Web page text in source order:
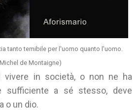
tanto temibile per l'uomo quanto l'uomo.
de Montaigne)
vivere in società, o non ne ha
sufficiente a sé stesso, deve
o un dio.